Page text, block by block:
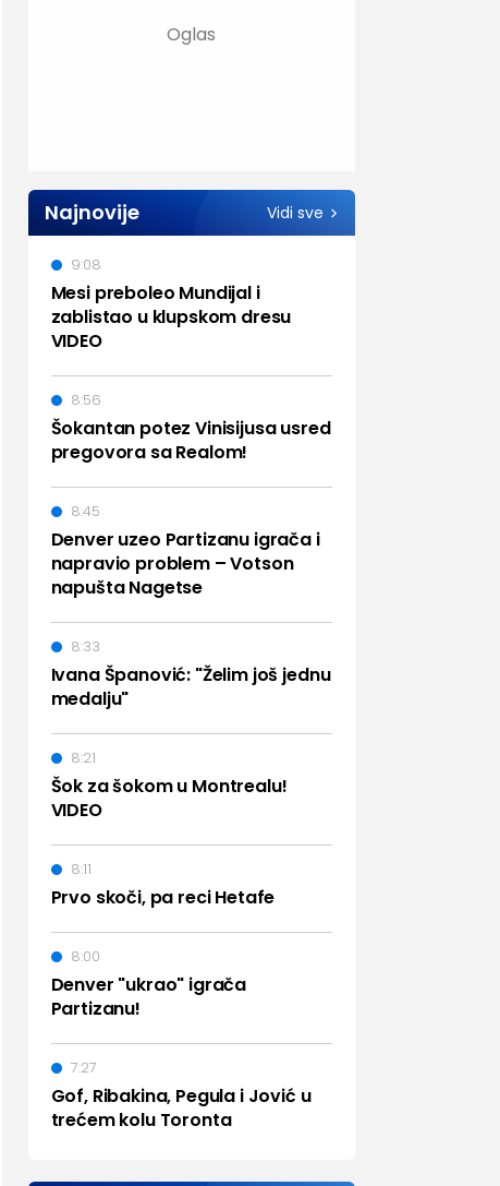
Najnovije Vidi sve
Mesi preboleo Mundijal i
zablistao u klupskom dresu
VIDEO
9:08
Šokantan potez Vinisijusa usred
pregovora sa Realom!
8:56
Denver uzeo Partizanu igrača i
napravio problem – Votson
napušta Nagetse
8:45
Ivana Španović: "Želim još jednu
medalju"
8:33
Šok za šokom u Montrealu!
VIDEO
8:21
Prvo skoči, pa reci Hetafe
8:11
Denver "ukrao" igrača
Partizanu!
8:00
Gof, Ribakina, Pegula i Jović u
trećem kolu Toronta
7:27